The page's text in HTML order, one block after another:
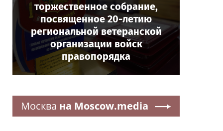
торжественное собрание,
посвященное 20-летию
региональной ветеранской
организации войск
правопорядка
Москва на Moscow.media